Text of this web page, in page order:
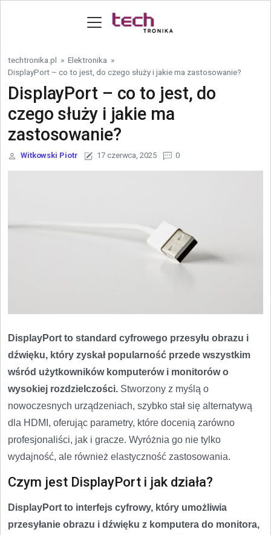
techtronika.pl » Elektronika »
DisplayPort – co to jest, do czego służy i jakie ma zastosowanie?
DisplayPort – co to jest, do
czego służy i jakie ma
zastosowanie?
Witkowski Piotr 17 czerwca, 2025 0
DisplayPort to standard cyfrowego przesyłu obrazu i
dźwięku, który zyskał popularność przede wszystkim
wśród użytkowników komputerów i monitorów o
wysokiej rozdzielczości. Stworzony z myślą o
nowoczesnych urządzeniach, szybko stał się alternatywą
dla HDMI, oferując parametry, które docenią zarówno
profesjonaliści, jak i gracze. Wyróżnia go nie tylko
wydajność, ale również elastyczność zastosowania.
Czym jest DisplayPort i jak działa?
DisplayPort to interfejs cyfrowy, który umożliwia
przesyłanie obrazu i dźwięku z komputera do monitora,